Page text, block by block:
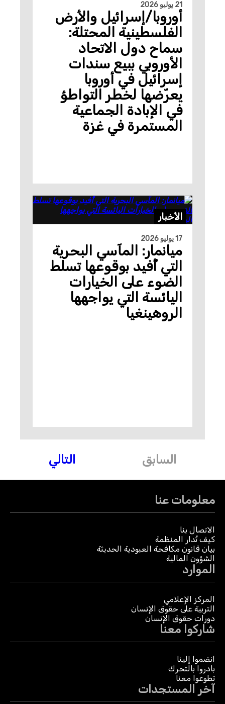
21 يوليو 2026
أوروبا/إسرائيل والأرض
الفلسطينية المحتلة:
سماح دول الاتحاد
الأوروبي ببيع سندات
إسرائيل في أوروبا
يعرّضها لخطر التواطؤ
في الإبادة الجماعية
المستمرة في غزة
الأخبار
17 يوليو 2026
ميانمار: المآسي البحرية
التي أُفيد بوقوعها تسلط
الضوء على الخيارات
اليائسة التي يواجهها
الروهينغيا
السابق التالي
معلومات عنا
الاتصال بنا
كيف تُدار المنظمة
بيان قانون مكافحة العبودية الحديثة
الشؤون المالية
الموارد
المركز الإعلامي
التربية على حقوق الإنسان
دورات حقوق الإنسان
شاركوا معنا
انضموا إلينا
بادروا بالتحرك
تطوعوا معنا
آخر المستجدات